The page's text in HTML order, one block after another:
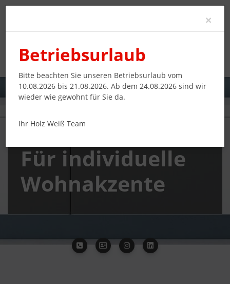
Hängeboards –
Für individuelle
Wohnakzente
×
Betriebsurlaub
Bitte beachten Sie unseren Betriebsurlaub vom
10.08.2026 bis 21.08.2026. Ab dem 24.08.2026 sind wir
wieder wie gewohnt für Sie da.
Ihr Holz Weiß Team